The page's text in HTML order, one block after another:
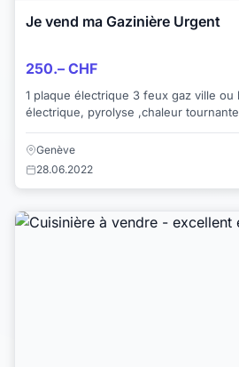
Je vend ma Gazinière Urgent
250.– CHF
1 plaque électrique 3 feux gaz ville ou bouteille Four
électrique, pyrolyse ,chaleur tournante Vendu avec plaque et
grille pour le four Embout...
Genève
28.06.2022